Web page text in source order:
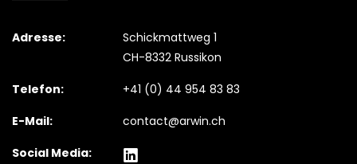
Adresse:
Schickmattweg 1
CH-8332 Russikon
Telefon:
+41 (0) 44 954 83 83
E-Mail:
contact@arwin.ch
Social Media: